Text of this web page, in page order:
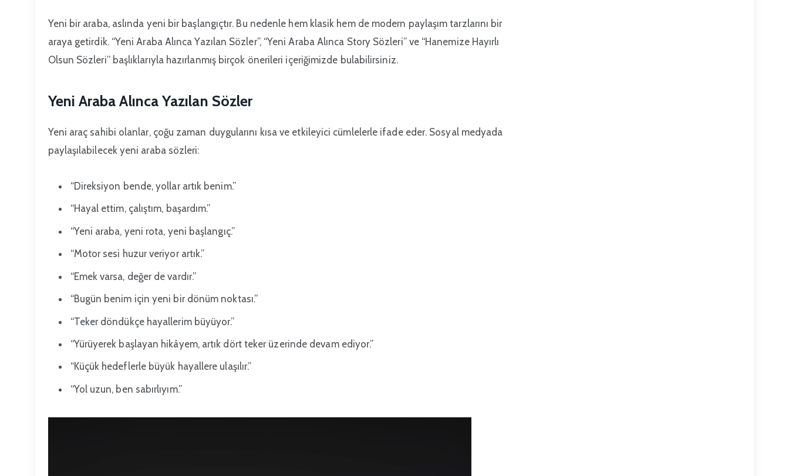
Yeni bir araba, aslında yeni bir başlangıçtır. Bu nedenle hem klasik hem de modern paylaşım tarzlarını bir
araya getirdik. “Yeni Araba Alınca Yazılan Sözler”, “Yeni Araba Alınca Story Sözleri” ve “Hanemize Hayırlı
Olsun Sözleri” başlıklarıyla hazırlanmış birçok önerileri içeriğimizde bulabilirsiniz.
Yeni Araba Alınca Yazılan Sözler
Yeni araç sahibi olanlar, çoğu zaman duygularını kısa ve etkileyici cümlelerle ifade eder. Sosyal medyada
paylaşılabilecek yeni araba sözleri:
“Direksiyon bende, yollar artık benim.”
“Hayal ettim, çalıştım, başardım.”
“Yeni araba, yeni rota, yeni başlangıç.”
“Motor sesi huzur veriyor artık.”
“Emek varsa, değer de vardır.”
“Bugün benim için yeni bir dönüm noktası.”
“Teker döndükçe hayallerim büyüyor.”
“Yürüyerek başlayan hikâyem, artık dört teker üzerinde devam ediyor.”
“Küçük hedeflerle büyük hayallere ulaşılır.”
“Yol uzun, ben sabırlıyım.”